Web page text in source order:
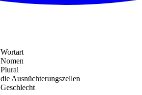
Wortart
Nomen
Plural
die Ausnüchterungszellen
Geschlecht